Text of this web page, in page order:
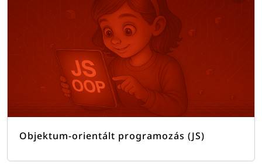
Objektum-orientált programozás (JS)